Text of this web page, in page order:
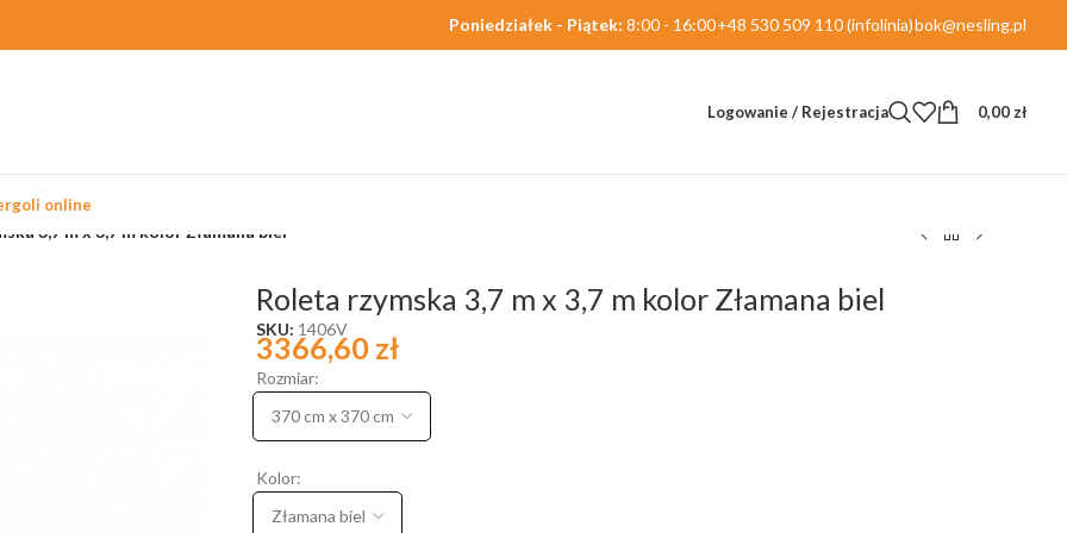
Poniedziałek - Piątek: 8:00 - 16:00+48 530 509 110 (infolinia)bok@nesling.pl
Logowanie / Rejestracja 0,00 zł
online
3,7 m x 3,7 m kolor Złamana biel
Roleta rzymska 3,7 m x 3,7 m kolor Złamana biel
SKU: 1406V
3366,60 zł
Rozmiar:
Kolor: